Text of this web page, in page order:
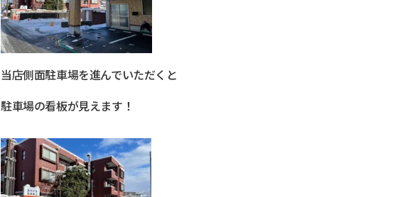
当店側面駐車場を進んでいただくと
駐車場の看板が見えます！